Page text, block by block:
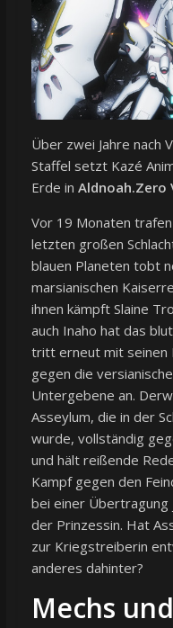
Über zwei Jahre nach
Staffel setzt Kazé
Erde in Aldnoah.Zero
Vor 19 Monaten
letzten großen
blauen Planeten tobt
marsianischen
ihnen kämpft Slaine
auch Inaho hat das
tritt erneut mit seinen
gegen die
Untergebene an.
Asseylum, die in der
wurde, vollständig
und hält reißende
Kampf gegen den
bei einer Übertragung
der Prinzessin. Hat
zur Kriegstreiberin
anderes dahinter?
Mechs